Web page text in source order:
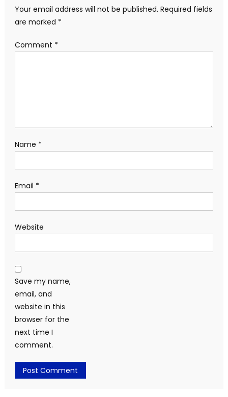
Your email address will not be published. Required fields
are marked *
Comment *
Name *
Email *
Website
Save my name,
email, and
website in this
browser for the
next time I
comment.